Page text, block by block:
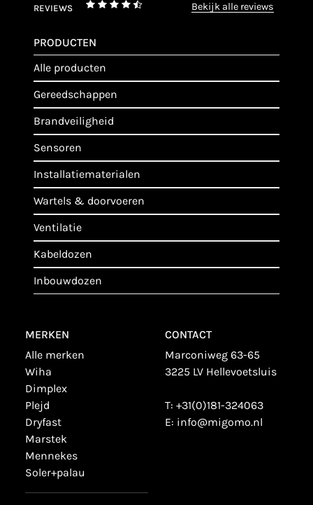
REVIEWS bekijk alle reviews
PRODUCTEN
alle producten
gereedschappen
brandveiligheid
sensoren
installatiematerialen
wartels & doorvoeren
ventilatie
kabeldozen
inbouwdozen
MERKEN
alle merken
wiha
dimplex
plejd
dryfast
marstek
mennekes
soler+palau
CONTACT
Marconiweg 63-65
3225 LV Hellevoetsluis
T: +31(0)181-324063
E: info@migomo.nl